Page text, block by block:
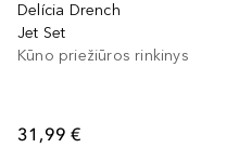
Delícia Drench
Jet Set
Kūno priežiūros rinkinys
31,99 €